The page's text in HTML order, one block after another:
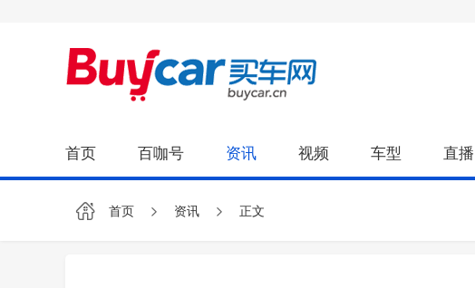
首页 百咖号 资讯 视频 车型 直播
首页 资讯 正文